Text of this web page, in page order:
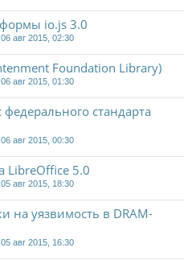
io.js 3.0
06 авг 2015, 02:30
Foundation Library)
06 авг 2015, 01:30
федерального стандарта
06 авг 2015, 00:30
LibreOffice 5.0
05 авг 2015, 18:30
на уязвимость в DRAM-
05 авг 2015, 16:30